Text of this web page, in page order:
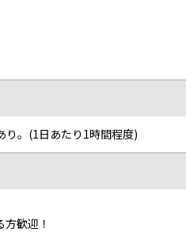
り。(1日あたり1時間程度)
歓迎！